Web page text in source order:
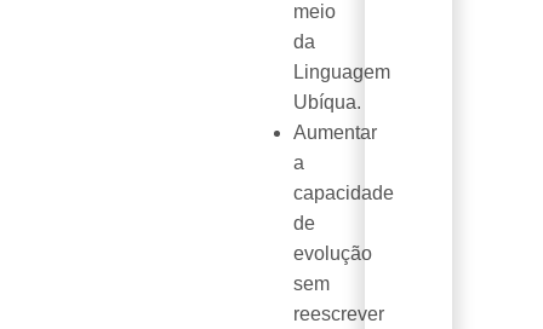
meio
da
Linguagem
Ubíqua.
Aumentar
a
capacidade
de
evolução
sem
reescrever